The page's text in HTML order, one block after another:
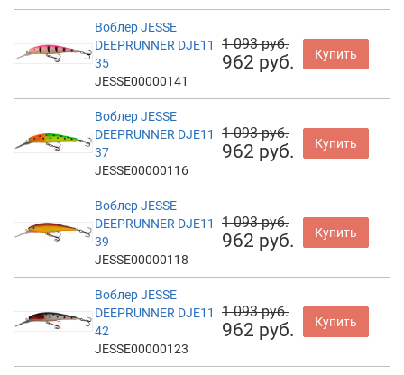
Воблер JESSE
DEEPRUNNER DJE11
35
JESSE00000141
1 093 руб.
962 руб. Купить
Воблер JESSE
DEEPRUNNER DJE11
37
JESSE00000116
1 093 руб.
962 руб. Купить
Воблер JESSE
DEEPRUNNER DJE11
39
JESSE00000118
1 093 руб.
962 руб. Купить
Воблер JESSE
DEEPRUNNER DJE11
42
JESSE00000123
1 093 руб.
962 руб. Купить